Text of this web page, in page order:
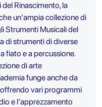
Rinascimento, la
un'ampia collezione di
Strumenti Musicali del
di strumenti di diverse
fiato e a percussione.
di arte
funge anche da
vari programmi
e l'apprezzamento